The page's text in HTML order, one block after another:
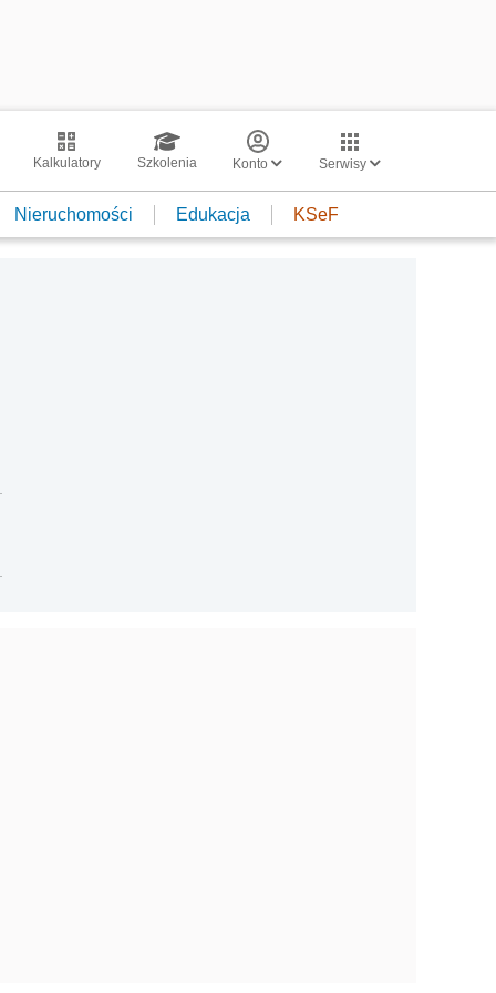
Kalkulatory Szkolenia Konto Serwisy
Nieruchomości Edukacja KSeF